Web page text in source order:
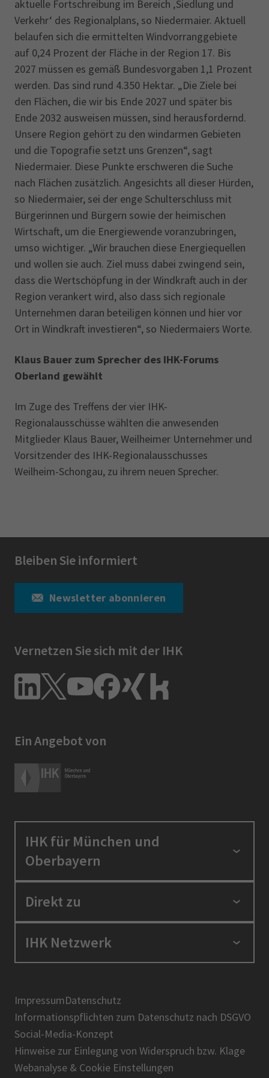
aktuelle Fortschreibung im Bereich ‚Siedlung und
Verkehr‘ des Regionalplans, so Niedermaier. Aktuell
belaufen sich die ermittelten Windvorranggebiete
auf 0,24 Prozent der Fläche in der Region 17. Bis
2027 müssen es gemäß Bundesvorgaben 1,1 Prozent
werden. Das sind rund 4.350 Hektar. „Die Ziele bei
den Flächen, die wir bis Ende 2027 und später bis
Ende 2032 ausweisen müssen, sind herausfordernd.
Unsere Region gehört zu den windarmen Gebieten
und die Topografie setzt uns Grenzen“, sagt
Niedermaier. Diese Punkte erschweren die Suche
nach Flächen zusätzlich. Angesichts all dieser Hürden,
so Niedermaier, sei der enge Schulterschluss mit
Bürgerinnen und Bürgern sowie der heimischen
Wirtschaft, um die Energiewende voranzubringen,
umso wichtiger. „Wir brauchen diese Energiequellen
und wollen sie auch. Ziel muss dabei zwingend sein,
dass die Wertschöpfung in der Windkraft auch in der
Region verankert wird, also dass sich regionale
Unternehmen daran beteiligen können und hier vor
Ort in Windkraft investieren“, so Niedermaiers Worte.
Klaus Bauer zum Sprecher des IHK-Forums
Oberland gewählt
Im Zuge des Treffens der vier IHK-
Regionalausschüsse wählten die anwesenden
Mitglieder Klaus Bauer, Weilheimer Unternehmer und
Vorsitzender des IHK-Regional­ausschusses
Weilheim-Schongau, zu ihrem neuen Sprecher.
Bleiben Sie informiert
Newsletter abonnieren
Vernetzen Sie sich mit der IHK
Ein Angebot von
IHK für München und
Oberbayern
Standortpolitik
Berufszugang
Über uns
Direkt zu
Positionen
Presse
IHK-Magazin
IHK Netzwerk
BIHK
DIHK
AHK
IHK-Standortportal Bayern
ImpressumDatenschutz
Informationspflichten zum Datenschutz nach DSGVO
Social-Media-Konzept
Hinweise zur Einlegung von Widerspruch bzw. Klage
Webanalyse & Cookie Einstellungen